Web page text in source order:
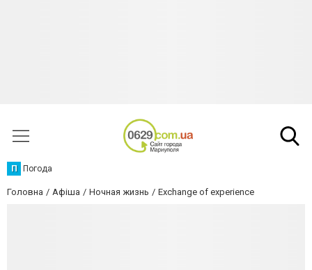
П Погода
Головна Афіша Ночная жизнь Exchange of experience